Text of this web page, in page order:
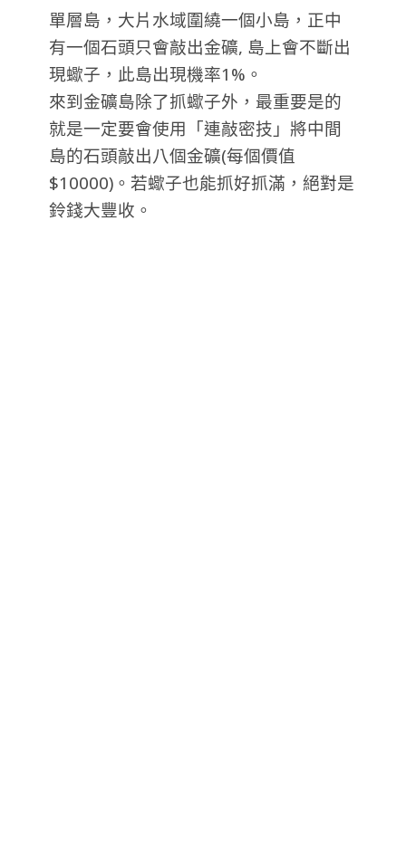
單層島，大片水域圍繞一個小島，正中
有一個石頭只會敲出金礦, 島上會不斷出
現蠍子，此島出現機率1%。
來到金礦島除了抓蠍子外，最重要是的
就是一定要會使用「連敲密技」將中間
島的石頭敲出八個金礦(每個價值
$10000)。若蠍子也能抓好抓滿，絕對是
鈴錢大豐收。